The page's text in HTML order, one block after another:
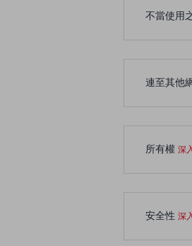
不當使用
連至其他
所有權 深
安全性 深